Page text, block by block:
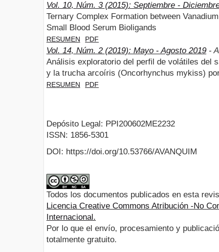
Vol. 10, Núm. 3 (2015): Septiembre -
Ternary Complex Formation between
Small Blood Serum Bioligands
RESUMEN PDF
Vol. 14, Núm. 2 (2019): Mayo - Agosto 2019 -
Análisis exploratorio del perfil de volátiles del
y la trucha arcoíris (Oncorhynchus mykiss)
RESUMEN PDF
Depósito Legal: PPI200602ME2232
ISSN: 1856-5301
DOI: https://doi.org/10.53766/AVANQUIM
Todos los documentos publicados en esta
Licencia Creative Commons Atribución -No
Internacional.
Por lo que el envío, procesamiento y
totalmente gratuito.